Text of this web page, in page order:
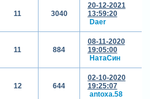
11 3040
20-12-2021
13:59:20
Daer
11 884
08-11-2020
19:05:00
НатаСин
12 644
02-10-2020
19:25:07
antoxa.58